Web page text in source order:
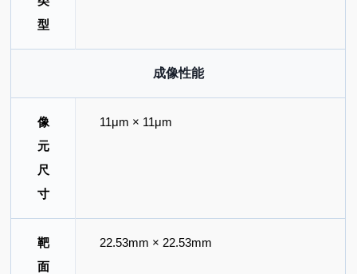
型
成像性能
像
元
尺
寸
11μm × 11μm
靶
面
22.53mm × 22.53mm